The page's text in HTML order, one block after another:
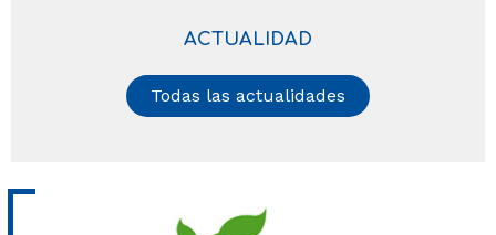
ACTUALIDAD
Todas las actualidades